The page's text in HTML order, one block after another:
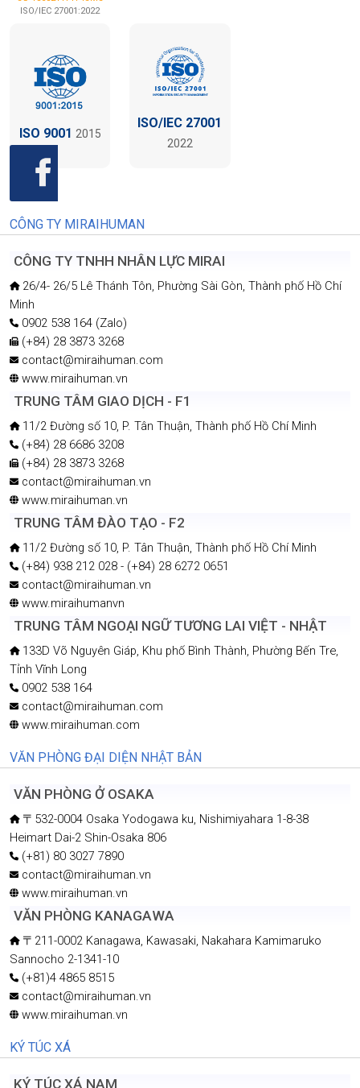
GIẤY PHÉP ĐƯA NLĐ ĐI
LÀM VIỆC Ở NƯỚC
NGOÀI
DDKD TTDT 11.2 -
00004
GIẤY CHỨNG NHẬN
ĐĂNG KÝ ĐỊA ĐIỂM KINH
DOANH DDKD TTDT
SỐ 1868211717-ISMS
ISO/IEC 27001:2022
ISO 9001
ISO/IEC 27001
CÔNG TY MIRAIHUMAN
CÔNG TY TNHH NHÂN LỰC MIRAI
26/4- 26/5 Lê Thánh Tôn, Phường Sài Gòn, Thành phố Hồ Chí
Minh
0902 538 164 (Zalo)
(+84) 28 3873 3268
contact@miraihuman.com
www.miraihuman.vn
TRUNG TÂM GIAO DỊCH - F1
11/2 Đường số 10, P. Tân Thuận, Thành phố Hồ Chí Minh
(+84) 28 6686 3208
(+84) 28 3873 3268
contact@miraihuman.vn
www.miraihuman.vn
TRUNG TÂM ĐÀO TẠO - F2
11/2 Đường số 10, P. Tân Thuận, Thành phố Hồ Chí Minh
(+84) 938 212 028 - (+84) 28 6272 0651
contact@miraihuman.vn
www.miraihumanvn
TRUNG TÂM NGOẠI NGỮ TƯƠNG LAI VIỆT - NHẬT
133D Võ Nguyên Giáp, Khu phố Bình Thành, Phường Bến Tre,
Tỉnh Vĩnh Long
0902 538 164
contact@miraihuman.com
www.miraihuman.com
VĂN PHÒNG ĐẠI DIỆN NHẬT BẢN
VĂN PHÒNG Ở OSAKA
〒532-0004 Osaka Yodogawa ku, Nishimiyahara 1-8-38
Heimart Dai-2 Shin-Osaka 806
(+81) 80 3027 7890
contact@miraihuman.vn
www.miraihuman.vn
VĂN PHÒNG KANAGAWA